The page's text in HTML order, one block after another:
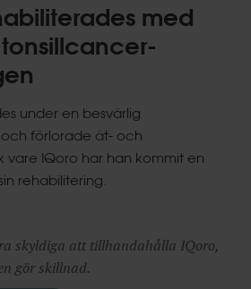
med
under en besvärlig
förlorade ät- och
vare IQoro har han kommit en
rehabilitering.
skyldiga att tillhandahålla IQoro,
gör skillnad.